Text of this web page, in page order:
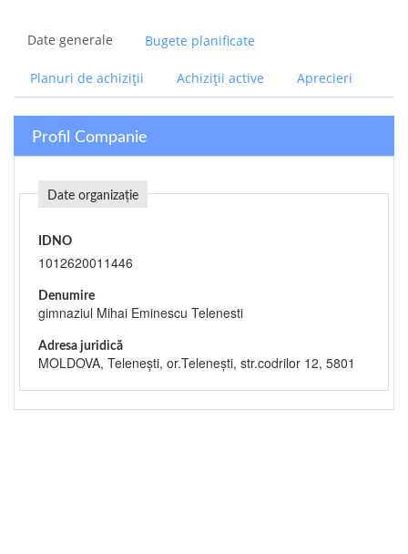
Date generale Bugete planificate
Planuri de achiziții Achiziții active Aprecieri
Profil Companie
Date organizație
IDNO
1012620011446
Denumire
gimnaziul Mihai Eminescu Telenesti
Adresa juridică
MOLDOVA, Teleneşti, or.Teleneşti, str.codrilor 12, 5801